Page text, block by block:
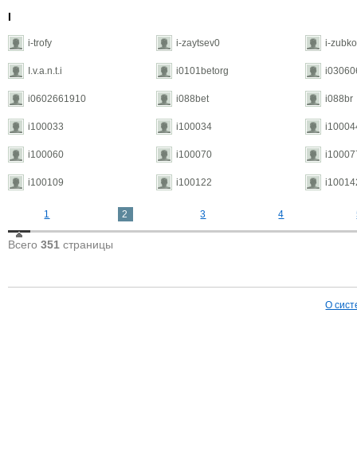
I
i-trofy i-zaytsev0 i-
I.v.a.n.t.i i0101betorg
i0602661910 i088bet i088br
i100033 i100034
i100060 i100070
i100109 i100122
1 2 3 4
Всего 351 страницы
О